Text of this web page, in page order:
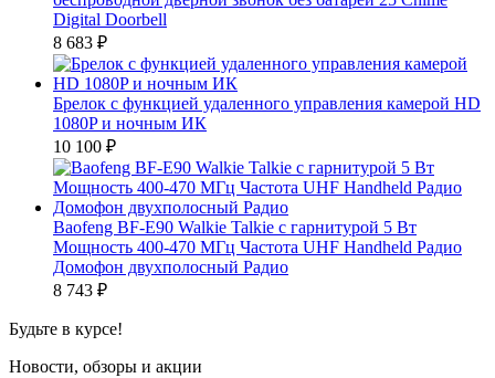
Digital Doorbell
8 683 ₽
Брелок с функцией удаленного управления камерой HD
1080P и ночным ИК
10 100 ₽
Baofeng BF-E90 Walkie Talkie с гарнитурой 5 Вт
Мощность 400-470 МГц Частота UHF Handheld Радио
Домофон двухполосный Радио
8 743 ₽
Будьте в курсе!
Новости, обзоры и акции